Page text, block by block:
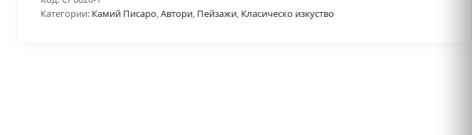
Категории: Камий Писаро,Автори, Пейзажи, Класическо изкуство